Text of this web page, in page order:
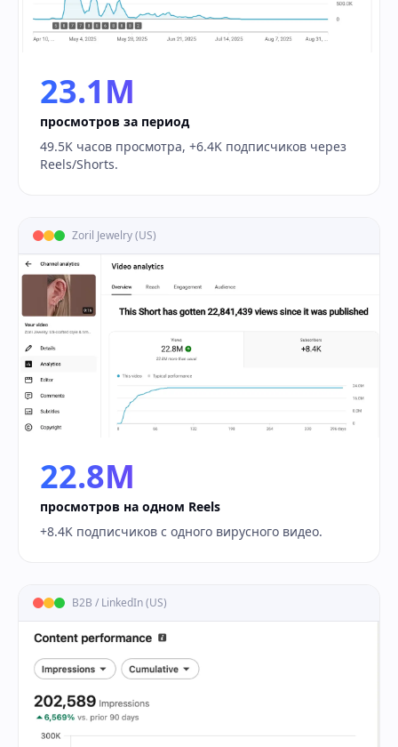
23.1M
просмотров за период
49.5K часов просмотра, +6.4K подписчиков через
Reels/Shorts.
Zoril Jewelry (US)
22.8M
просмотров на одном Reels
+8.4K подписчиков с одного вирусного видео.
B2B / LinkedIn (US)